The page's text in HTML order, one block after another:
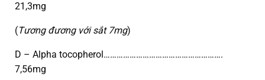
21,3mg
(Tương đương với sắt 7mg)
D – Alpha tocopherol……………………………………………….
7,56mg